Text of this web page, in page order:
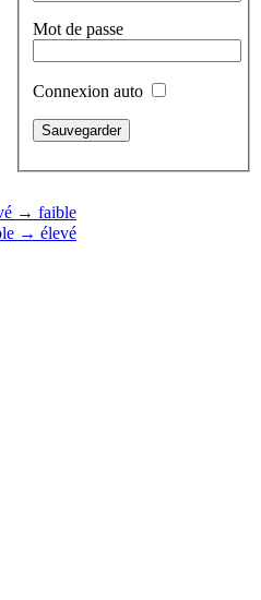
Mot de passe
Connexion auto
→ faible
→ élevé